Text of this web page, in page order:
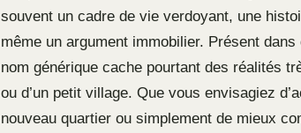
souvent un cadre de vie verdoyant, une
même un argument immobilier. Présent
nom générique cache pourtant des réalités
ou d’un petit village. Que vous envisagiez
nouveau quartier ou simplement de mieux